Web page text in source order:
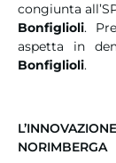
congiunta
Bonfiglioli.
aspetta in
Bonfiglioli.
NORIMBERGA